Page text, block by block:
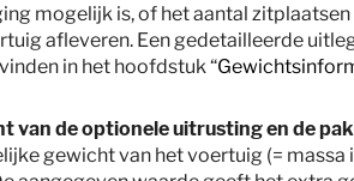
op de Belgische verkoopprijzen inclusief
mogelijk is, of het aantal
afleveren. Een gedetailleerde
in het hoofdstuk “
van de optionele uitrusting en de
gewicht van het voertuig (=